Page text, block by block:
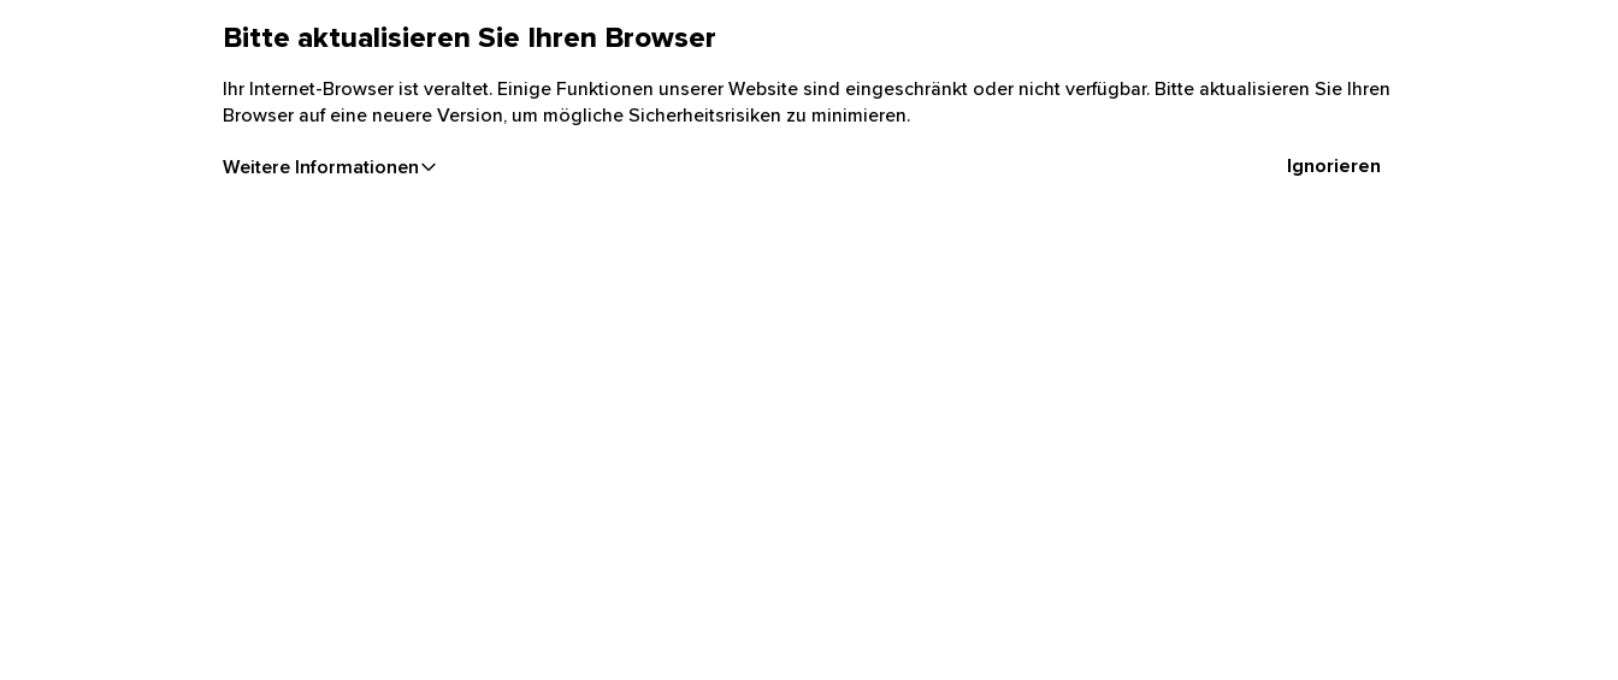
Bitte aktualisieren Sie Ihren Browser
Ihr Internet-Browser ist veraltet. Einige Funktionen unserer Website sind eingeschränkt oder nicht verfügbar. Bitte aktualisieren Sie Ihren
Browser auf eine neuere Version, um mögliche Sicherheitsrisiken zu minimieren.
Weitere Informationen Ignorieren